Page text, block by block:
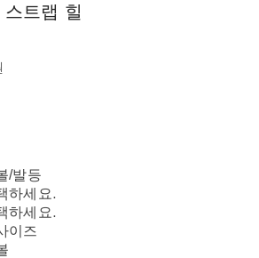
트랩 힐
/발등
하세요.
하세요.
이즈